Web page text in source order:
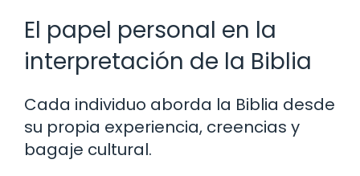
El papel personal en la
interpretación de la Biblia
Cada individuo aborda la Biblia desde
su propia experiencia, creencias y
bagaje cultural.